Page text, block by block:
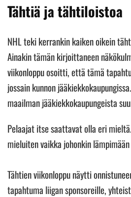
Tähtiä ja tähtiloistoa
NHL teki kerrankin kaiken oikein
Ainakin tämän kirjoittaneen
viikonloppu osoitti, että tämä
jossain kunnon
maailman jääkiekkokaupungeista
Pelaajat itse saattavat olla eri
mieluiten vaikka johonkin
Tähtien viikonloppu näytti
tapahtuma liigan sponsoreille,